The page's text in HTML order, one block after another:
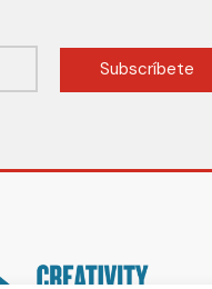
Subscríbete